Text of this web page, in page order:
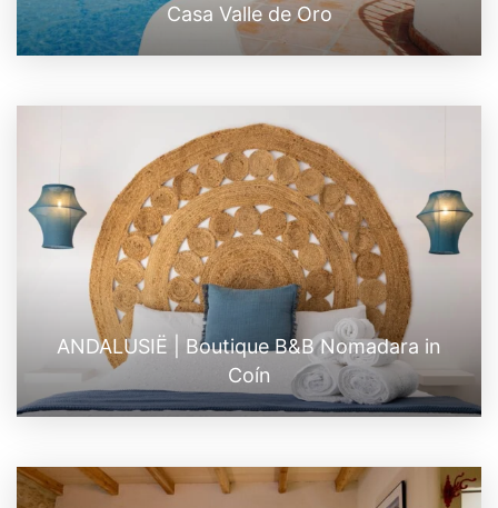
Casa Valle de Oro
ANDALUSIË | Boutique B&B Nomadara in
Coín